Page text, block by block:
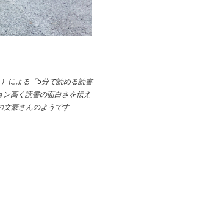
）による「5分で読める読書
高く読書の面白さを伝え
文豪さんのようです